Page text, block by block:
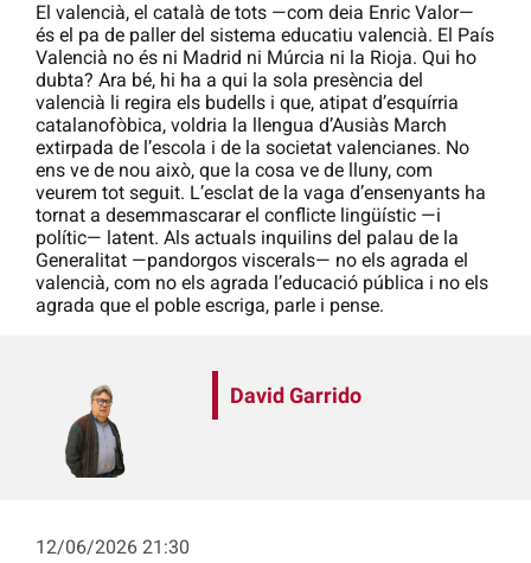
El valencià, el català de tots —com deia Enric Valor—
és el pa de paller del sistema educatiu valencià. El País
Valencià no és ni Madrid ni Múrcia ni la Rioja. Qui ho
dubta? Ara bé, hi ha a qui la sola presència del
valencià li regira els budells i que, atipat d’esquírria
catalanofòbica, voldria la llengua d’Ausiàs March
extirpada de l’escola i de la societat valencianes. No
ens ve de nou això, que la cosa ve de lluny, com
veurem tot seguit. L’esclat de la vaga d’ensenyants ha
tornat a desemmascarar el conflicte lingüístic —i
polític— latent. Als actuals inquilins del palau de la
Generalitat —pandorgos viscerals— no els agrada el
valencià, com no els agrada l’educació pública i no els
agrada que el poble escriga, parle i pense.
David Garrido
12/06/2026 21:30